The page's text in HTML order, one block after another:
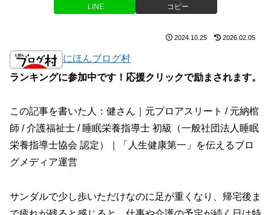
LINE コピー
2024.10.25 2026.02.05
にほんブログ村
ランキングに参加中です！応援クリックで励まされます。
この記事を書いた人：健さん｜元プロアスリート / 元納棺
師 / 介護福祉士 / 睡眠栄養指導士 初級（一般社団法人睡眠
栄養指導士協会 認定）｜「人生健康第一」を伝えるブロ
グメディア運営
サンダルで少し歩いただけなのに足が重くなり、帰宅後ま